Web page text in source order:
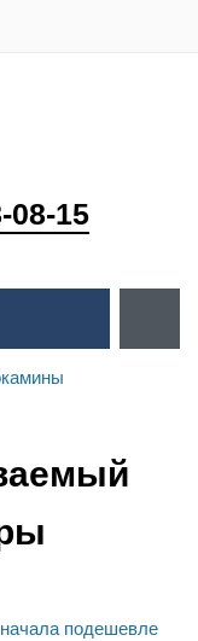
08-15
подешевле